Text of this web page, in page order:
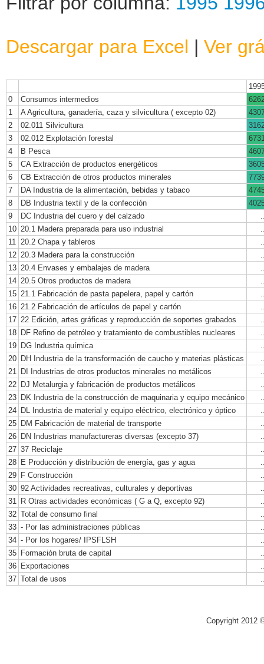
Descargar para Excel | Ver
0
Consumos intermedios
1
A Agricultura, ganadería, caza y silvicultura ( excepto 02)
2
02.011 Silvicultura
3
02.012 Explotación forestal
4
B Pesca
5
CA Extracción de productos energéticos
6
CB Extracción de otros productos minerales
7
DA Industria de la alimentación, bebidas y tabaco
8
DB Industria textil y de la confección
9
DC Industria del cuero y del calzado
10 20.1 Madera preparada para uso industrial
11
20.2 Chapa y tableros
12 20.3 Madera para la construcción
13 20.4 Envases y embalajes de madera
14 20.5 Otros productos de madera
15 21.1 Fabricación de pasta papelera, papel y cartón
16 21.2 Fabricación de artículos de papel y cartón
17 22 Edición, artes gráficas y reproducción de soportes grabados
18 DF Refino de petróleo y tratamiento de combustibles nucleares
19 DG Industria química
20 DH Industria de la transformación de caucho y materias plásticas
21
DI Industrias de otros productos minerales no metálicos
22 DJ Metalurgia y fabricación de productos metálicos
23 DK Industria de la construcción de maquinaria y equipo mecánico
24 DL Industria de material y equipo eléctrico, electrónico y óptico
25 DM Fabricación de material de transporte
26 DN Industrias manufactureras diversas (excepto 37)
27 37 Reciclaje
28 E Producción y distribución de energía, gas y agua
29 F Construcción
30 92 Actividades recreativas, culturales y deportivas
31
R Otras actividades económicas ( G a Q, excepto 92)
32 Total de consumo final
33 - Por las administraciones públicas
34 - Por los hogares/ IPSFLSH
35 Formación bruta de capital
36 Exportaciones
37 Total de usos
Copyright 2012